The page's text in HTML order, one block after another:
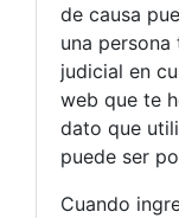
de causa
una
judicial en
web que te
dato que
puede ser
Cuando